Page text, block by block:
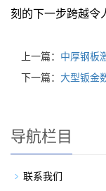
刻的下一步跨越令
上一篇： 中厚钢板
下一篇： 大型钣金
导航栏目
联系我们